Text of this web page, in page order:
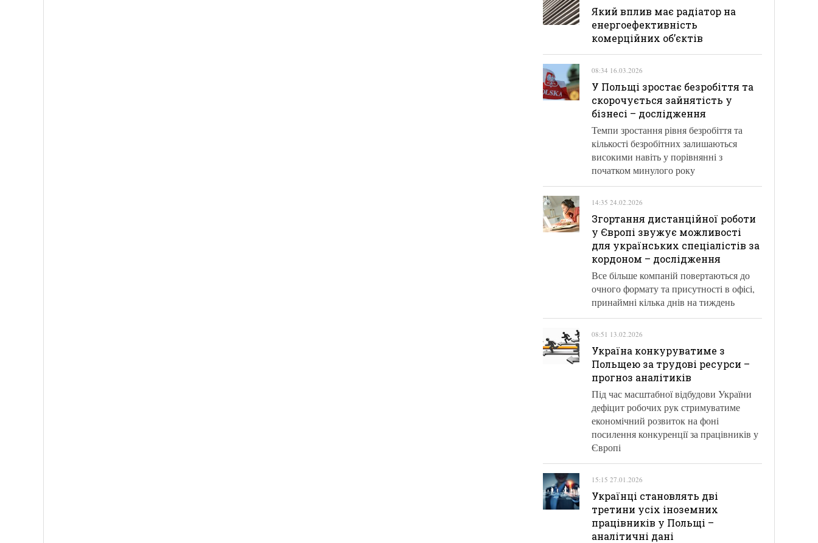
Який вплив має радіатор на
енергоефективність
комерційних об’єктів
08:34 16.03.2026
У Польщі зростає безробіття та
скорочується зайнятість у
бізнесі – дослідження
Темпи зростання рівня безробіття та
кількості безробітних залишаються
високими навіть у порівнянні з
початком минулого року
14:35 24.02.2026
Згортання дистанційної роботи
у Європі звужує можливості
для українських спеціалістів за
кордоном – дослідження
Все більше компаній повертаються до
очного формату та присутності в офісі,
принаймні кілька днів на тиждень
08:51 13.02.2026
Україна конкуруватиме з
Польщею за трудові ресурси –
прогноз аналітиків
Під час масштабної відбудови України
дефіцит робочих рук стримуватиме
економічний розвиток на фоні
посилення конкуренції за працівників у
Європі
15:15 27.01.2026
Українці становлять дві
третини усіх іноземних
працівників у Польщі –
аналітичні дані